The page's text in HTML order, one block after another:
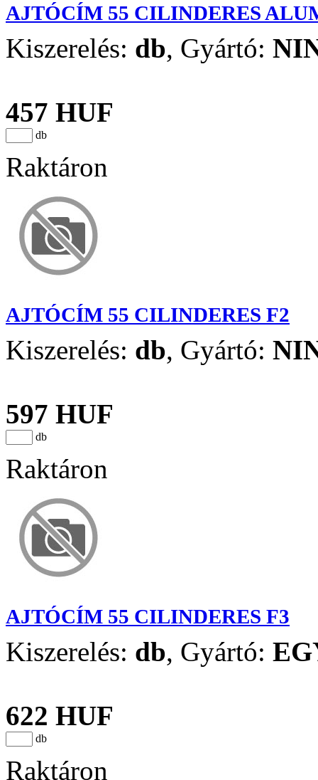
AJTÓCÍM 55 CILINDERES
Kiszerelés: db, Gyártó:
457 HUF
db
Raktáron
AJTÓCÍM 55 CILINDERES F2
Kiszerelés: db, Gyártó:
597 HUF
db
Raktáron
AJTÓCÍM 55 CILINDERES F3
Kiszerelés: db, Gyártó:
622 HUF
db
Raktáron